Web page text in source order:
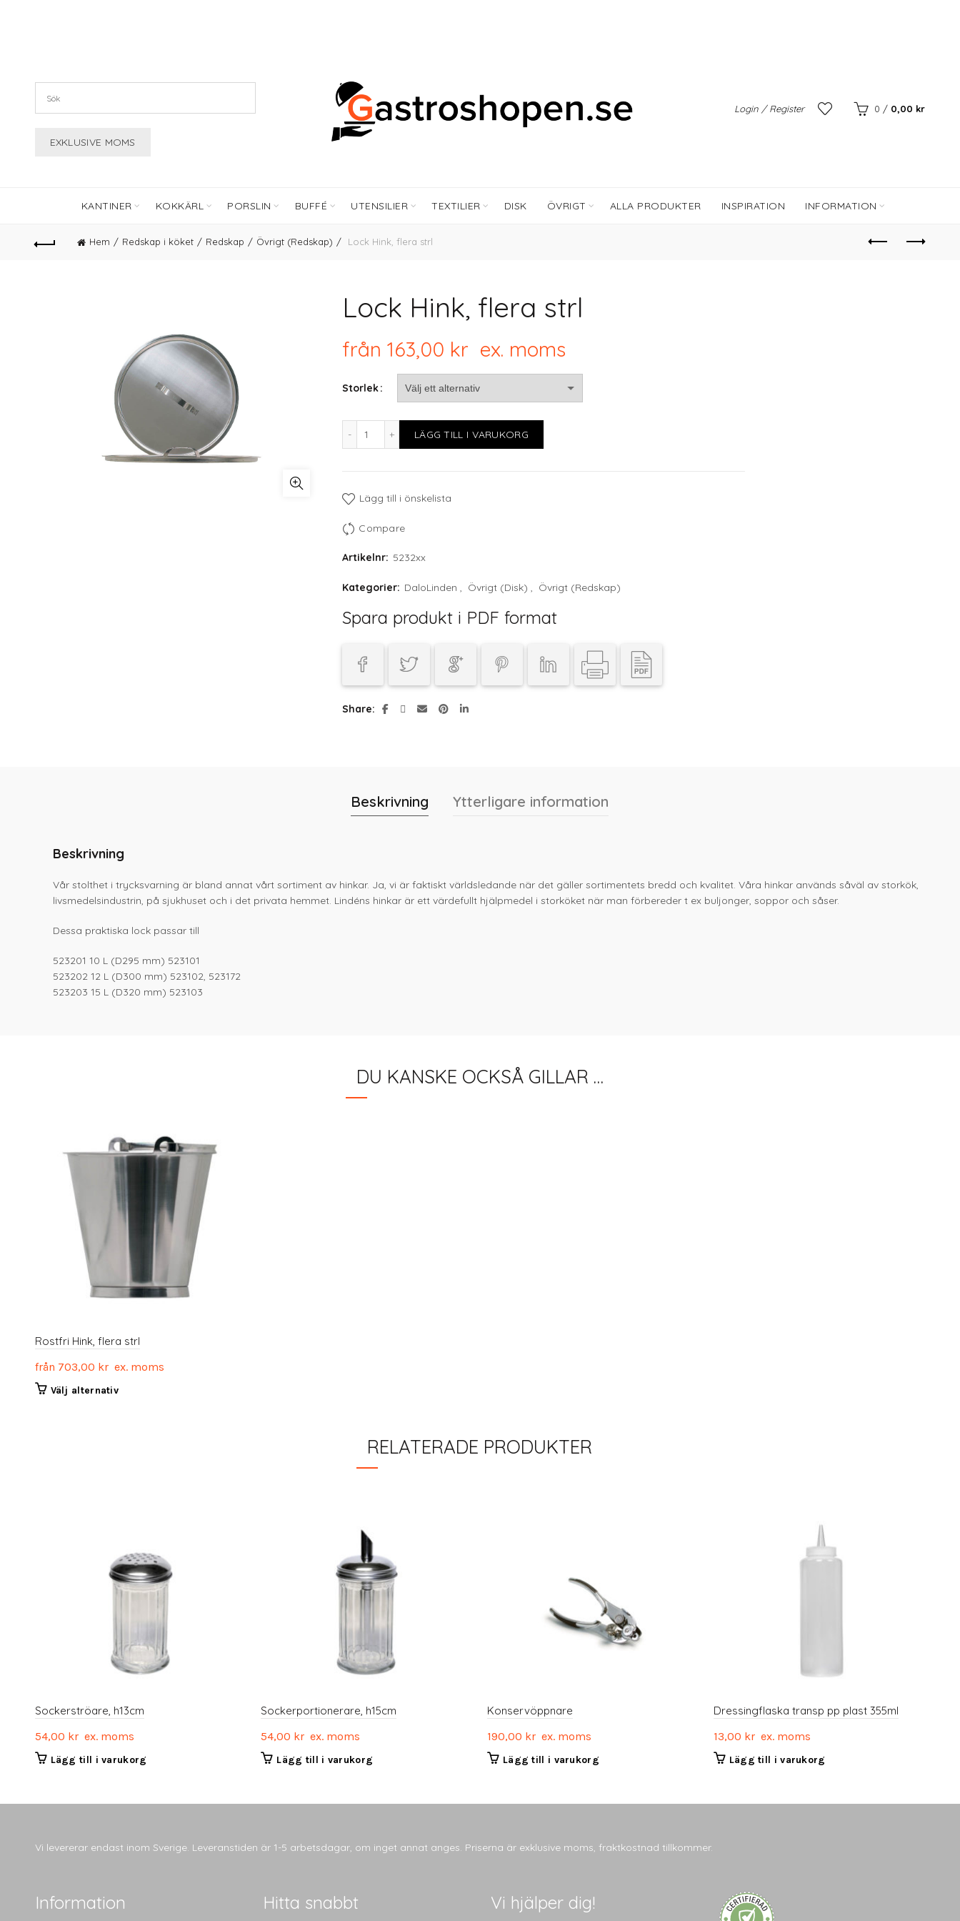
Login / Register 0 / 0,00 kr
KANTINER KOKKÄRL PORSLIN BUFFÉ UTENSILIER TEXTILIER DISK ÖVRIGT ALLA PRODUKTER INSPIRATION INFORMATION
Hem Redskap i köket Redskap Övrigt (Redskap) Lock Hink, flera strl
Lock Hink, flera strl
från 163,00 kr ex. moms
Storlek
Lock Hink, flera strl mängd
LÄGG TILL I VARUKORG
Lägg till i önskelista
Compare
Artikelnr: 5232xx
Kategorier: DaloLinden , Övrigt (Disk) , Övrigt (Redskap)
Spara produkt i PDF format
Share
Beskrivning Ytterligare information
Beskrivning
Vår stolthet i trycksvarning är bland annat vårt sortiment av hinkar. Ja, vi är faktiskt världsledande när det gäller sortimentets bredd och kvalitet. Våra hinkar används såväl av storkök,
livsmedelsindustrin, på sjukhuset och i det privata hemmet. Lindéns hinkar är ett värdefullt hjälpmedel i storköket när man förbereder t ex buljonger, soppor och såser.
Dessa praktiska lock passar till
523201 10 L (D295 mm) 523101
523202 12 L (D300 mm) 523102, 523172
523203 15 L (D320 mm) 523103
DU KANSKE OCKSÅ GILLAR …
Rostfri Hink, flera strl
från 703,00 krex. moms
Välj alternativDen
på
produktsidan
RELATERADE PRODUKTER
Sockerströare, h13cm
54,00 krex. moms
Lägg till i varukorg
Sockerportionerare, h15cm
54,00 kr ex. moms
Lägg till i varukorg
Konservöppnare
190,00 krex. moms
Lägg till i varukorg
Dressingflaska transp pp plast 355ml
13,00 krex. moms
Lägg till i varukorg
Vi levererar endast inom Sverige. Leveranstiden är 1-5 arbetsdagar, om inget annat anges. Priserna är exklusive moms, fraktkostnad tillkommer.
Information Hitta snabbt Vi hjälper dig!